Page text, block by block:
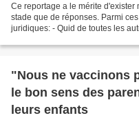
Ce reportage a le mérite d'exister
stade que de réponses. Parmi
juridiques: - Quid de toutes les
"Nous ne vaccinons
le bon sens des
leurs enfants